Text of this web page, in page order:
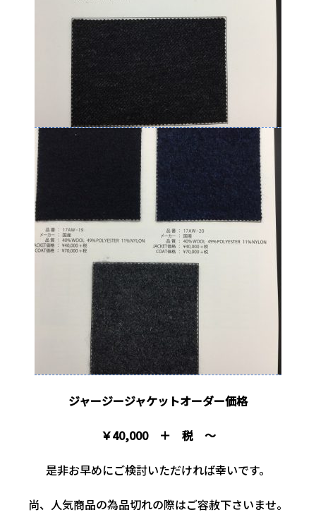
ジャージージャケットオーダー価格
￥40,000 ＋ 税 ～
是非お早めにご検討いただければ幸いです。
尚、人気商品の為品切れの際はご容赦下さいませ。